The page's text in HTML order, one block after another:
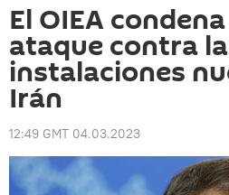
El OIEA
ataque contra
instalaciones
Irán
12:49 GMT 04.03.2023